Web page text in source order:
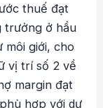
thuế đạt
trưởng ở hầu
môi giới, cho
vị trí số 2 về
margin đạt
hợp với dự